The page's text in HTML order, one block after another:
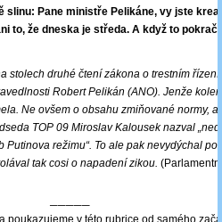
slinu: Pane ministře Pelikáne, vy jste
to, že dneska je středa. A když to
stolech druhé čtení zákona o trestním
Robert Pelikán (ANO). Jenže
Ne ovšem o obsahu zmiňované normy,
TOP 09 Miroslav Kalousek nazval
Putinova režimu“. To ale pak nevydýchal
tak cosi o napadení zikou.
─────
poukazujeme v této rubrice od samého